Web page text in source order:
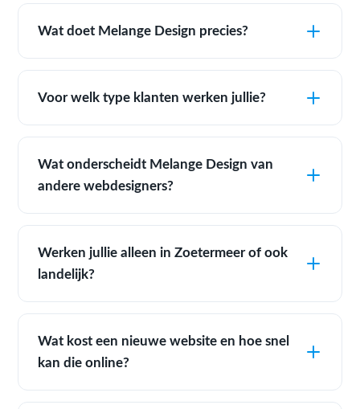
Wat doet Melange Design precies?
Voor welk type klanten werken jullie?
Wat onderscheidt Melange Design van
andere webdesigners?
Werken jullie alleen in Zoetermeer of ook
landelijk?
Wat kost een nieuwe website en hoe snel
kan die online?